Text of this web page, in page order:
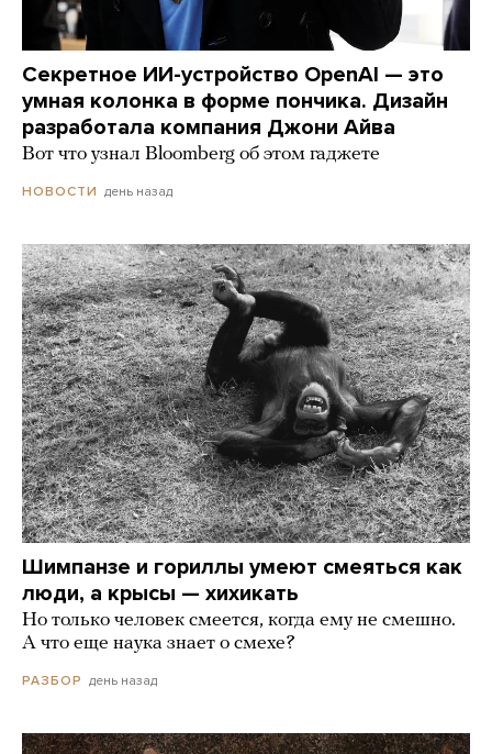
Секретное ИИ-устройство OpenAI — это
умная колонка в форме пончика. Дизайн
разработала компания Джони Айва
Вот что узнал Bloomberg об этом гаджете
НОВОСТИ день назад
Шимпанзе и гориллы умеют смеяться как
люди, а крысы — хихикать
Но только человек смеется, когда ему не смешно.
А что еще наука знает о смехе?
РАЗБОР день назад